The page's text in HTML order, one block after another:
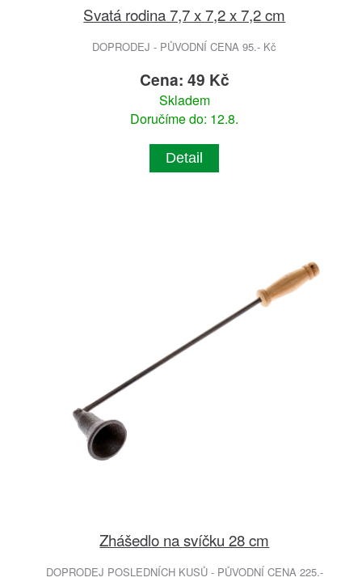
Svatá rodina 7,7 x 7,2 x 7,2 cm
DOPRODEJ - PŮVODNÍ CENA 95.- Kč
Cena: 49 Kč
Skladem
Doručíme do: 12.8.
Detail
Zhášedlo na svíčku 28 cm
DOPRODEJ POSLEDNÍCH KUSŮ - PŮVODNÍ CENA 225.-